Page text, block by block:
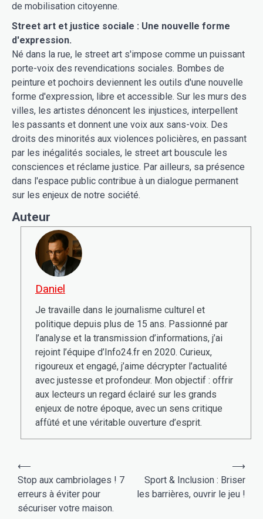
de mobilisation citoyenne.
Street art et justice sociale : Une nouvelle forme
d'expression.
Né dans la rue, le street art s'impose comme un puissant
porte-voix des revendications sociales. Bombes de
peinture et pochoirs deviennent les outils d'une nouvelle
forme d'expression, libre et accessible. Sur les murs des
villes, les artistes dénoncent les injustices, interpellent
les passants et donnent une voix aux sans-voix. Des
droits des minorités aux violences policières, en passant
par les inégalités sociales, le street art bouscule les
consciences et réclame justice. Par ailleurs, sa présence
dans l'espace public contribue à un dialogue permanent
sur les enjeux de notre société.
Auteur
Daniel
Je travaille dans le journalisme culturel et
politique depuis plus de 15 ans. Passionné par
l’analyse et la transmission d’informations, j’ai
rejoint l’équipe d’Info24.fr en 2020. Curieux,
rigoureux et engagé, j’aime décrypter l’actualité
avec justesse et profondeur. Mon objectif : offrir
aux lecteurs un regard éclairé sur les grands
enjeux de notre époque, avec un sens critique
affûté et une véritable ouverture d’esprit.
Navigation
de
l’article
⟵
Stop aux cambriolages ! 7
erreurs à éviter pour
sécuriser votre maison.
Sport & Inclusion : Briser
les barrières, ouvrir le jeu !
⟶